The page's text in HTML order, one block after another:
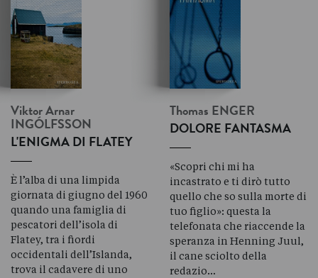
Viktor Arnar
INGÓLFSSON
L'ENIGMA DI FLATEY
È l’alba di una limpida
giornata di giugno del 1960
quando una famiglia di
pescatori dell’isola di
Flatey, tra i fiordi
occidentali dell’Islanda,
trova il cadavere di uno
Thomas ENGER
DOLORE FANTASMA
«Scopri chi mi ha
incastrato e ti dirò tutto
quello che so sulla morte di
tuo figlio»: questa la
telefonata che riaccende la
speranza in Henning Juul,
il cane sciolto della
redazio…